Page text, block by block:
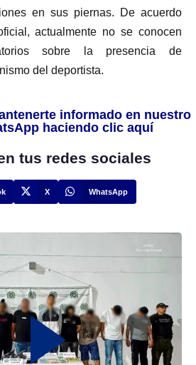
en sus piernas. De acuerdo
actualmente no se conocen
sobre la presencia de
del deportista.
informado en nuestro
haciendo clic aquí
tus redes sociales
X WhatsApp